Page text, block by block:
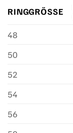
RINGGRÖSSE
48
50
52
54
56